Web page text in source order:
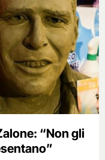
“Non gli